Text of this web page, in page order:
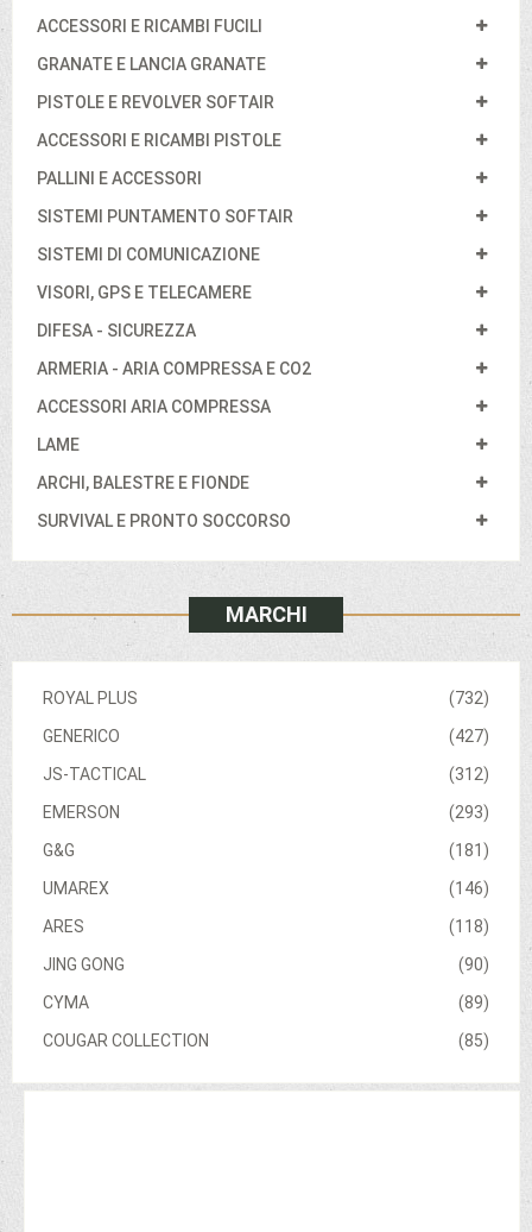
ACCESSORI E RICAMBI FUCILI
GRANATE E LANCIA GRANATE
PISTOLE E REVOLVER SOFTAIR
ACCESSORI E RICAMBI PISTOLE
PALLINI E ACCESSORI
SISTEMI PUNTAMENTO SOFTAIR
SISTEMI DI COMUNICAZIONE
VISORI, GPS E TELECAMERE
DIFESA - SICUREZZA
ARMERIA - ARIA COMPRESSA E CO2
ACCESSORI ARIA COMPRESSA
LAME
ARCHI, BALESTRE E FIONDE
SURVIVAL E PRONTO SOCCORSO
MARCHI
(732)
ROYAL PLUS
(427)
GENERICO
(312)
JS-TACTICAL
(293)
EMERSON
(181)
G&G
(146)
UMAREX
(118)
ARES
(90)
JING GONG
(89)
CYMA
(85)
COUGAR COLLECTION